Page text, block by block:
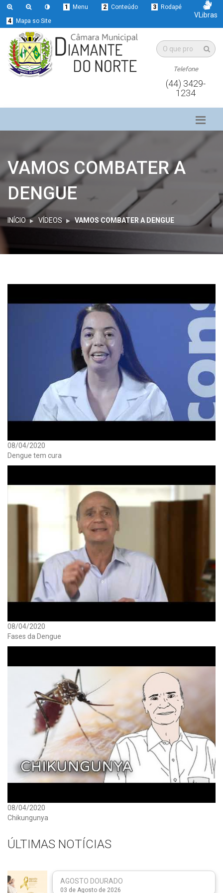
1 Menu 2 Conteúdo 3
Rodapé
4
Mapa so Site
VLibras
Telefone
(44) 3429-
1234
VAMOS COMBATER A
DENGUE
INÍCIO VÍDEOS VAMOS COMBATER A DENGUE
08/04/2020
Dengue tem cura
08/04/2020
Fases da Dengue
08/04/2020
Chikungunya
ÚLTIMAS NOTÍCIAS
AGOSTO DOURADO
03 de Agosto de 2026